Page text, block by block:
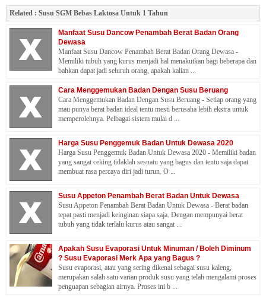
Related : Susu SGM Bebas Laktosa Untuk 1 Tahun
Manfaat Susu Dancow Penambah Berat Badan Orang
Dewasa
Manfaat Susu Dancow Penambah Berat Badan Orang Dewasa -
Memiliki tubuh yang kurus menjadi hal menakutkan bagi beberapa dan
bahkan dapat jadi seluruh orang, apakah kalian ...
Cara Menggemukan Badan Dengan Susu Beruang
Cara Menggemukan Badan Dengan Susu Beruang - Setiap orang yang
mau punya berat badan ideal tentu mesti berusaha lebih ekstra untuk
memperolehnya. Pelbagai sistem mulai d ...
Harga Susu Penggemuk Badan Untuk Dewasa 2020
Harga Susu Penggemuk Badan Untuk Dewasa 2020 - Memiliki badan
yang sangat ceking tidaklah sesuatu yang bagus dan tentu saja dapat
membuat rasa percaya diri jadi turun. O ...
Susu Appeton Penambah Berat Badan Untuk Dewasa
Susu Appeton Penambah Berat Badan Untuk Dewasa - Berat badan
tepat pasti menjadi keinginan siapa saja. Dengan mempunyai berat
tubuh yang tidak terlalu kurus atau sangat ...
Apakah Susu Evaporasi Untuk Minuman / Boleh Diminum
? Susu Evaporasi Merk Apa yang Bagus ?
Susu evaporasi, atau yang sering dikenal sebagai susu kaleng,
merupakan salah satu varian produk susu yang telah mengalami proses
penguapan sebagian airnya. Proses ini b ...